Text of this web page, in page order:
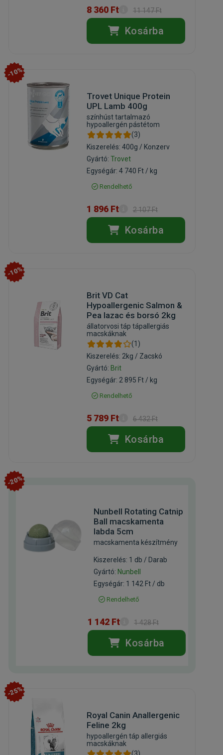
8 360 Ft 11 147 Ft
Kosárba
-10%
Trovet Unique Protein
UPL Lamb 400g
színhúst tartalmazó
hypoallergén pástétom
(3)
Kiszerelés: 400g / Konzerv
Gyártó: Trovet
Egységár: 4 740 Ft / kg
Rendelhető
1 896 Ft 2 107 Ft
Kosárba
-10%
Brit VD Cat
Hypoallergenic Salmon &
Pea lazac és borsó 2kg
állatorvosi táp tápallergiás
macskáknak
(1)
Kiszerelés: 2kg / Zacskó
Gyártó: Brit
Egységár: 2 895 Ft / kg
Rendelhető
5 789 Ft 6 432 Ft
Kosárba
-20%
Nunbell Rotating Catnip
Ball macskamenta
labda 5cm
macskamenta készítmény
Kiszerelés: 1 db / Darab
Gyártó: Nunbell
Egységár: 1 142 Ft / db
Rendelhető
1 142 Ft 1 428 Ft
Kosárba
-25%
Royal Canin Anallergenic
Feline 2kg
hypoallergén táp allergiás
macskáknak